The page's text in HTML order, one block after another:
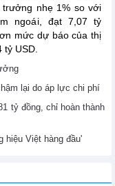
trưởng nhẹ 1% so với
ngoái, đạt 7,07 tỷ
mức dự báo của thị
USD.
lại do áp lực chi phí
tỷ đồng, chỉ hoàn thành
hiệu Việt hàng đầu'